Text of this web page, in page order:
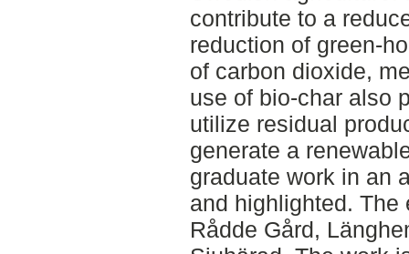
contribute to a
reduction of green-
of carbon dioxide,
use of bio-char also
utilize residual
generate a
graduate work in an
and highlighted. The
Rådde Gård,